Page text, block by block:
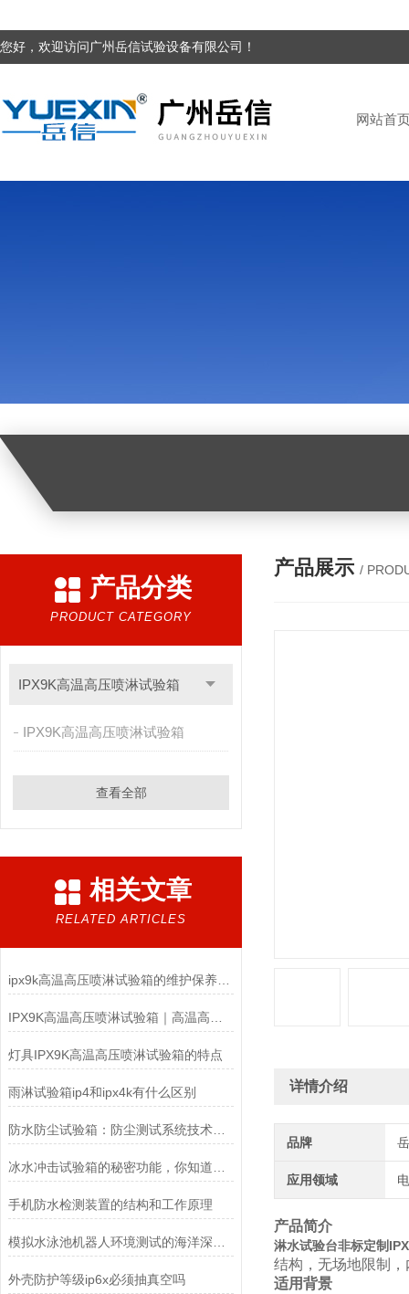
您好，欢迎访问广州岳信试验设备有限公司！
网站首
产品分类
PRODUCT CATEGORY
IPX9K高温高压喷淋试验箱
IPX9K高温高压喷淋试验箱
查看全部
相关文章
RELATED ARTICLES
ipx9k高温高压喷淋试验箱的维护保养你了解多少？
灯具IPX9K高温高压喷淋试验箱的特点
雨淋试验箱ip4和ipx4k有什么区别
防水防尘试验箱：防尘测试系统技术解析与应用方案
手机防水检测装置的结构和工作原理
外壳防护等级ip6x必须抽真空吗
产品展示 /
详情介绍
品牌
应用领域
产品简介
淋水试验台非标定制
结构，无场地限制
适用背景